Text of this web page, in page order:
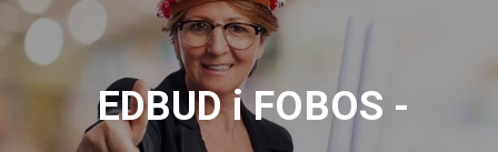
EDBUD i FOBOS -